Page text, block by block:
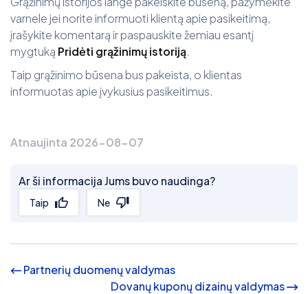
varnele jei norite informuoti klientą apie pasikeitimą,
įrašykite komentarą ir paspauskite žemiau esantį
mygtuką Pridėti grąžinimų istoriją.
Taip grąžinimo būsena bus pakeista, o klientas
informuotas apie įvykusius pasikeitimus.
Atnaujinta 2026-08-07
Ar ši informacija Jums buvo naudinga?
Taip Ne
Partnerių duomenų valdymas
Dovanų kuponų dizainų valdymas